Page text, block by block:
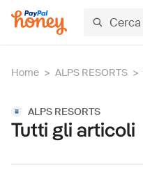
Home > ALPS RESORTS >
ALPS RESORTS
Tutti gli articoli